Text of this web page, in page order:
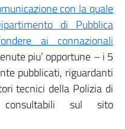
con la quale
di Pubblica
ai connazionali
piu’ opportune – i 5
pubblicati, riguardanti
tecnici della Polizia di
sul sito